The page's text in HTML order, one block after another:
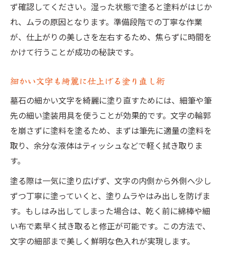
ず確認してください。湿った状態で塗ると塗料がはじか
れ、ムラの原因となります。準備段階での丁寧な作業
が、仕上がりの美しさを左右するため、焦らずに時間を
かけて行うことが成功の秘訣です。
細かい文字も綺麗に仕上げる塗り直し術
墓石の細かい文字を綺麗に塗り直すためには、細筆や筆
先の細い塗装用具を使うことが効果的です。文字の輪郭
を崩さずに塗料を塗るため、まずは筆先に適量の塗料を
取り、余分な液体はティッシュなどで軽く拭き取りま
す。
塗る際は一気に塗り広げず、文字の内側から外側へ少し
ずつ丁寧に塗っていくと、塗りムラやはみ出しを防げま
す。もしはみ出してしまった場合は、乾く前に綿棒や細
い布で素早く拭き取ると修正が可能です。この方法で、
文字の細部まで美しく鮮明な色入れが実現します。